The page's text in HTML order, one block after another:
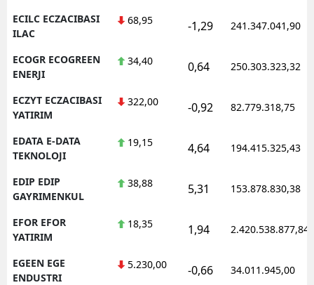
ECILC ECZACIBASI
ILAC
68,95 -1,29 241.347.041,90
ECOGR ECOGREEN
ENERJI
34,40 0,64 250.303.323,32
ECZYT ECZACIBASI
YATIRIM
322,00 -0,92 82.779.318,75
EDATA E-DATA
TEKNOLOJI
19,15 4,64 194.415.325,43
EDIP EDIP
GAYRIMENKUL
38,88 5,31 153.878.830,38
EFOR EFOR
YATIRIM
18,35 1,94 2.420.538.877,84
EGEEN EGE
ENDUSTRI
5.230,00 -0,66 34.011.945,00